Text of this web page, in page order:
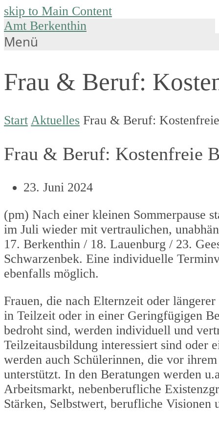
skip to Main Content
Amt Berkenthin
Menü
Frau & Beruf:
Start Aktuelles Frau & Beruf:
Frau & Beruf: Kostenfreie
23. Juni 2024
(pm) Nach einer kleinen Sommerpause
im Juli wieder mit vertraulichen,
17. Berkenthin / 18. Lauenburg / 23.
Schwarzenbek. Eine individuelle
ebenfalls möglich.
Frauen, die nach Elternzeit oder
in Teilzeit oder in einer Geringfügigen
bedroht sind, werden individuell und
Teilzeitausbildung interessiert sind oder
werden auch Schülerinnen, die vor
unterstützt. In den Beratungen werden
Arbeitsmarkt, nebenberufliche
Stärken, Selbstwert, berufliche Visionen